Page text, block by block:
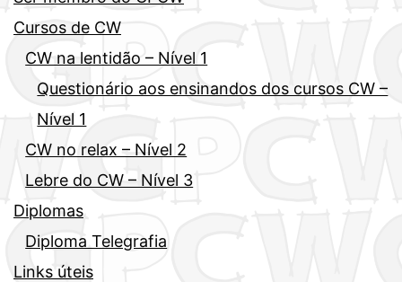
Cursos de CW
CW na lentidão – Nível 1
Questionário aos ensinandos dos cursos CW –
Nível 1
CW no relax – Nível 2
Lebre do CW – Nível 3
Diplomas
Diploma Telegrafia
Links úteis